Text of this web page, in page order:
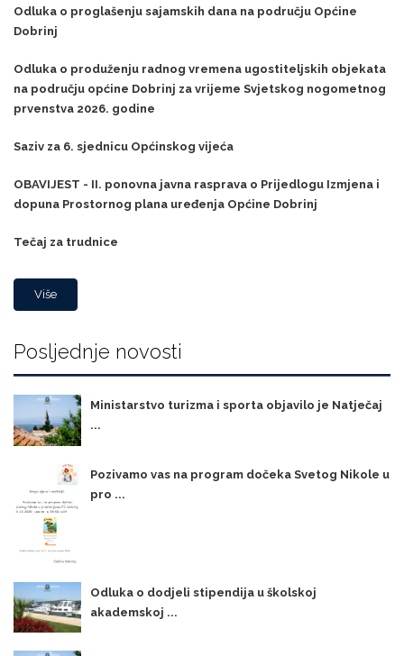
Odluka o proglašenju sajamskih dana na području Općine
Dobrinj
Odluka o produženju radnog vremena ugostiteljskih objekata
na području općine Dobrinj za vrijeme Svjetskog nogometnog
prvenstva 2026. godine
Saziv za 6. sjednicu Općinskog vijeća
OBAVIJEST - II. ponovna javna rasprava o Prijedlogu Izmjena i
dopuna Prostornog plana uređenja Općine Dobrinj
Tečaj za trudnice
Više
Posljednje novosti
Ministarstvo turizma i sporta objavilo je Natječaj
...
Pozivamo vas na program dočeka Svetog Nikole u
pro ...
Odluka o dodjeli stipendija u školskoj
akademskoj ...